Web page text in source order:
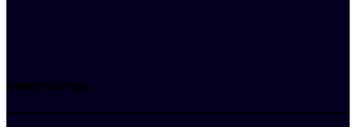
บทความล่าสุด